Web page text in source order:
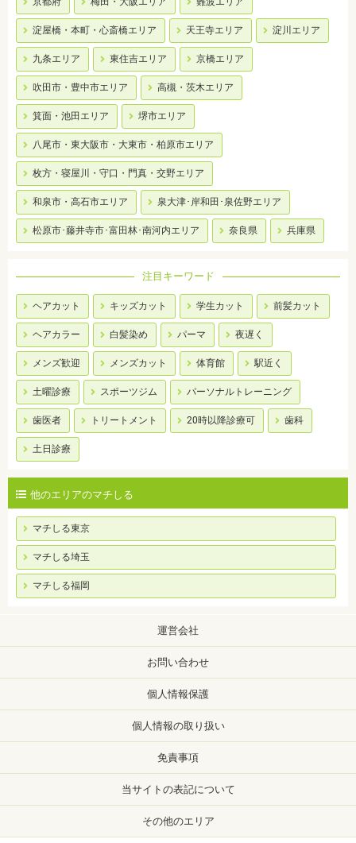
淀屋橋・本町・心斎橋エリア 天王寺エリア 淀川エリア
九条エリア 東住吉エリア 京橋エリア
吹田市・豊中市エリア 高槻・茨木エリア
箕面・池田エリア 堺市エリア
八尾市・東大阪市・大東市・柏原市エリア
枚方・寝屋川・守口・門真・交野エリア
和泉市・高石市エリア 泉大津･岸和田･泉佐野エリア
松原市･藤井寺市･富田林･南河内エリア 奈良県 兵庫県
注目キーワード
ヘアカット キッズカット 学生カット 前髪カット
ヘアカラー 白髪染め パーマ 夜遅く
メンズ歓迎 メンズカット 体育館 駅近く
土曜診療 スポーツジム パーソナルトレーニング
歯医者 トリートメント 20時以降診療可 歯科
土日診療
他のエリアのマチしる
マチしる東京
マチしる埼玉
マチしる福岡
運営会社
お問い合わせ
個人情報保護
個人情報の取り扱い
免責事項
当サイトの表記について
その他のエリア